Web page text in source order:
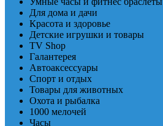
Для дома и дачи
Красота и здоровье
Детские игрушки и товары
TV Shop
Галантерея
Автоаксессуары
Спорт и отдых
Товары для животных
Охота и рыбалка
1000 мелочей
Часы